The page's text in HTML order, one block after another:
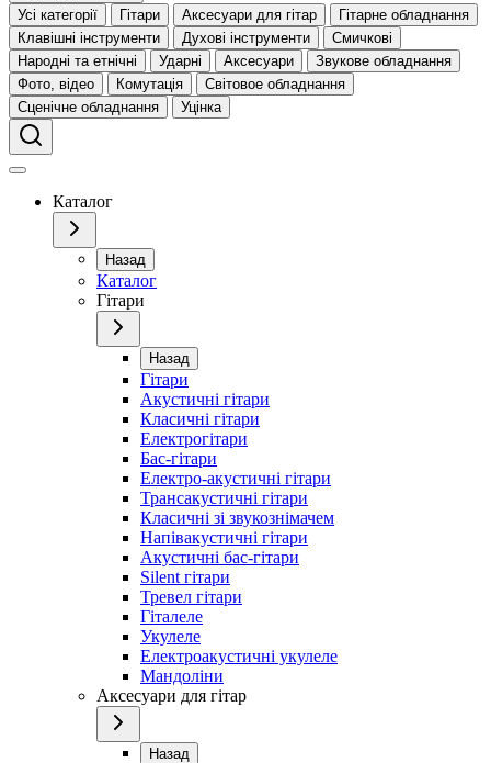
Усі категорії
Гітари Аксесуари для гітар
Гітарне обладнання
Клавішні інструменти
Духові інструменти
Смичкові
Народні та етнічні
Ударні Аксесуари
Звукове обладнання
Фото, відео
Комутація
Світовое обладнання
Сценічне обладнання
Уцінка
Каталог
Назад
Каталог
Гітари
Назад
Гітари
Акустичні гітари
Класичні гітари
Електрогітари
Бас-гітари
Електро-акустичні гітари
Трансакустичні гітари
Класичні зі звукознімачем
Напівакустичні гітари
Акустичні бас-гітари
Silent гітари
Тревел гітари
Гіталеле
Укулеле
Електроакустичні укулеле
Мандоліни
Аксесуари для гітар
Назад